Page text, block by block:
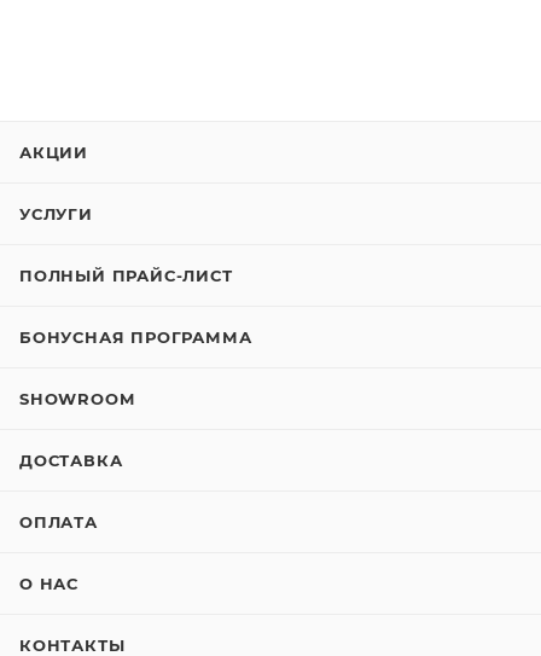
АКЦИИ
УСЛУГИ
ПОЛНЫЙ ПРАЙС-ЛИСТ
БОНУСНАЯ ПРОГРАММА
SHOWROOM
ДОСТАВКА
ОПЛАТА
О НАС
КОНТАКТЫ